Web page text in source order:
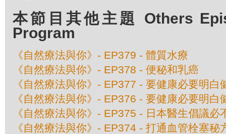
本節目其他主題 Others
Program
《自然療法與你》- EP379 - 體質水療
《自然療法與你》- EP378 - 便秘和乳癌
《自然療法與你》- EP377 - 要健康必要明白
《自然療法與你》- EP376 - 要健康必要明白
《自然療法與你》- EP375 - 日本醫生倡議必
《自然療法與你》- EP374 - 打通血管栓塞秘